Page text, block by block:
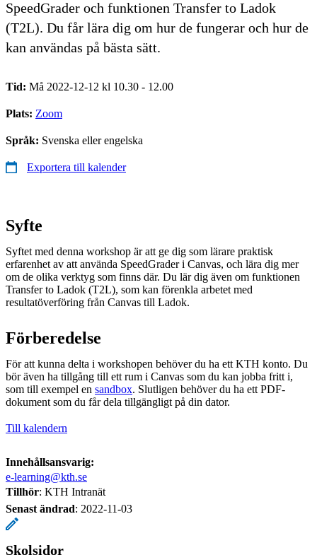
SpeedGrader och funktionen Transfer to Ladok
(T2L). Du får lära dig om hur de fungerar och hur de
kan användas på bästa sätt.
Tid: Må 2022-12-12 kl 10.30 - 12.00
Plats: Zoom
Språk: Svenska eller engelska
Exportera till kalender
Syfte
Syftet med denna workshop är att ge dig som lärare praktisk
erfarenhet av att använda SpeedGrader i Canvas, och lära dig mer
om de olika verktyg som finns där. Du lär dig även om funktionen
Transfer to Ladok (T2L), som kan förenkla arbetet med
resultatöverföring från Canvas till Ladok.
Förberedelse
För att kunna delta i workshopen behöver du ha ett KTH konto. Du
bör även ha tillgång till ett rum i Canvas som du kan jobba fritt i,
som till exempel en sandbox. Slutligen behöver du ha ett PDF-
dokument som du får dela tillgängligt på din dator.
Till kalendern
Innehållsansvarig:
e-learning@kth.se
Tillhör: KTH Intranät
Senast ändrad: 2022-11-03
Skolsidor